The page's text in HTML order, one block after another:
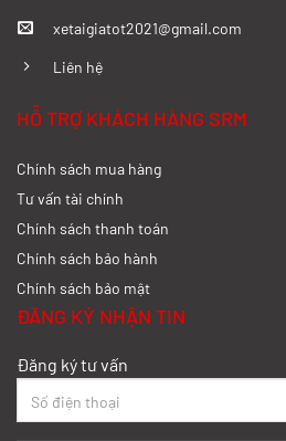
xetaigiatot2021@gmail.com
Liên hệ
HỖ TRỢ KHÁCH HÀNG SRM
Chính sách mua hàng
Tư vấn tài chính
Chính sách thanh toán
Chính sách bảo hành
Chính sách bảo mật
ĐĂNG KÝ NHẬN TIN
Đăng ký tư vấn